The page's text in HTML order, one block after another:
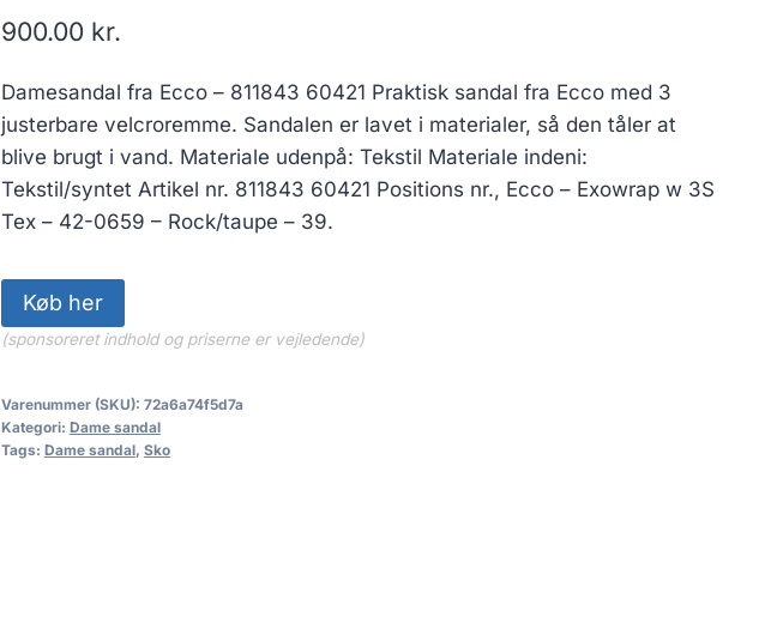
900.00 kr.
Damesandal fra Ecco – 811843 60421 Praktisk sandal fra Ecco med 3
justerbare velcroremme. Sandalen er lavet i materialer, så den tåler at
blive brugt i vand. Materiale udenpå: Tekstil Materiale indeni:
Tekstil/syntet Artikel nr. 811843 60421 Positions nr., Ecco – Exowrap w 3S
Tex – 42-0659 – Rock/taupe – 39.
Køb her
(sponsoreret indhold og priserne er vejledende)
Varenummer (SKU): 72a6a74f5d7a
Kategori: Dame sandal
Tags: Dame sandal, Sko